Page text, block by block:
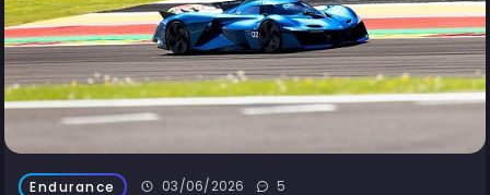
Endurance 03/06/2026 5